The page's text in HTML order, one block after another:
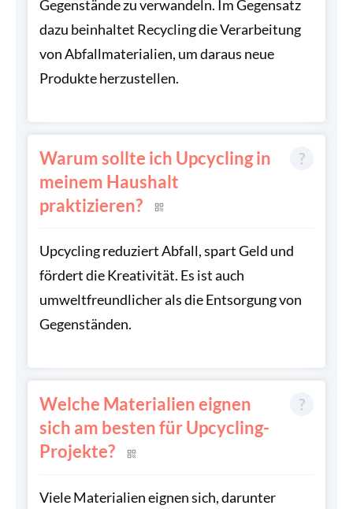
Gegenstände zu verwandeln. Im Gegensatz
dazu beinhaltet Recycling die Verarbeitung
von Abfallmaterialien, um daraus neue
Produkte herzustellen.
Warum sollte ich Upcycling in
meinem Haushalt
praktizieren?
Upcycling reduziert Abfall, spart Geld und
fördert die Kreativität. Es ist auch
umweltfreundlicher als die Entsorgung von
Gegenständen.
Welche Materialien eignen
sich am besten für Upcycling-
Projekte?
Viele Materialien eignen sich, darunter